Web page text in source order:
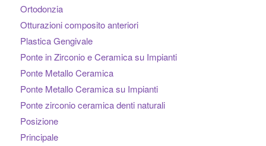
Ortodonzia
Otturazioni composito anteriori
Plastica Gengivale
Ponte in Zirconio e Ceramica su Impianti
Ponte Metallo Ceramica
Ponte Metallo Ceramica su Impianti
Ponte zirconio ceramica denti naturali
Posizione
Principale